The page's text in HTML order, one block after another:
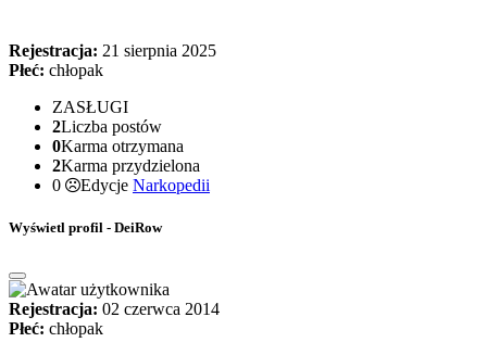
Rejestracja: 21 sierpnia 2025
Płeć: chłopak
ZASŁUGI
2Liczba postów
0Karma otrzymana
2Karma przydzielona
0
Edycje Narkopedii
Wyświetl profil - DeiRow
Rejestracja: 02 czerwca 2014
Płeć: chłopak